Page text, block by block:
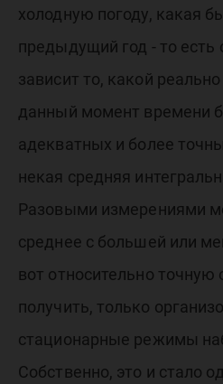
холодную погоду, какая
предыдущий год - то
зависит то, какой
данный момент времени
адекватных и более
некая средняя
Разовыми измерениями
среднее с большей или
вот относительно
получить, только
стационарные режимы
Собственно, это и стало